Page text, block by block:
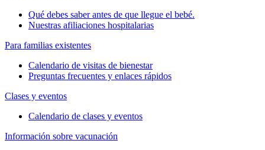
Qué debes saber antes de que llegue el bebé.
Nuestras afiliaciones hospitalarias
Para familias existentes
Calendario de visitas de bienestar
Preguntas frecuentes y enlaces rápidos
Clases y eventos
Calendario de clases y eventos
Información sobre vacunación